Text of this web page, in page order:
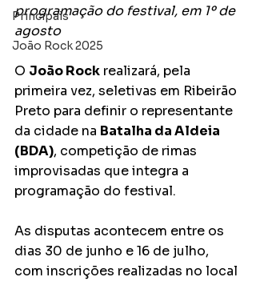
Principais
João Rock 2025
programação do festival, em 1º de
agosto
O João Rock realizará, pela
primeira vez, seletivas em Ribeirão
Preto para definir o representante
da cidade na Batalha da Aldeia
(BDA), competição de rimas
improvisadas que integra a
programação do festival.
As disputas acontecem entre os
dias 30 de junho e 16 de julho,
com inscrições realizadas no local